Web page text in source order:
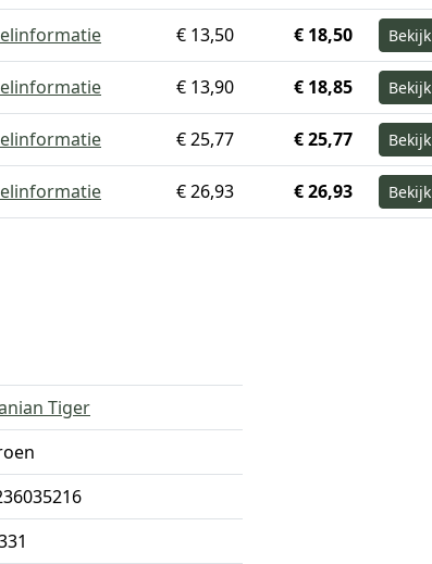
€ 13,50 € 18,50 Bekijk
€ 13,90 € 18,85 Bekijk
€ 25,77 € 25,77 Bekijk
€ 26,93 € 26,93 Bekijk
Tiger